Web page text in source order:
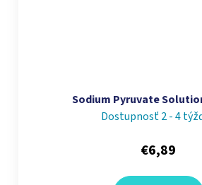
Sodium Pyruvate
Dostupnosť 2 - 4
€6,89